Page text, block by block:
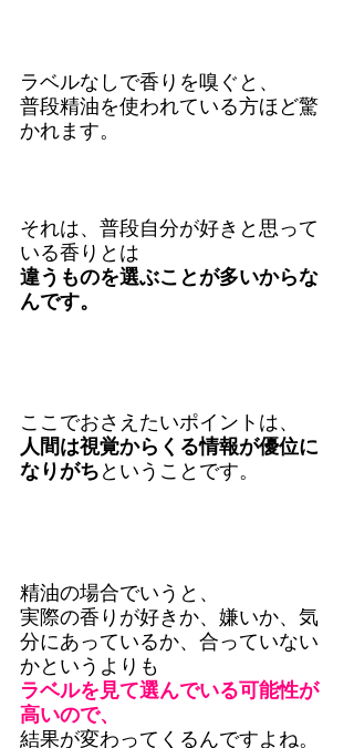
ラベルなしで香りを嗅ぐと、
普段精油を使われている方ほど驚
かれます。
それは、普段自分が好きと思って
いる香りとは
違うものを選ぶことが多いからな
んです。
ここでおさえたいポイントは、
人間は視覚からくる情報が優位に
なりがちということです。
精油の場合でいうと、
実際の香りが好きか、嫌いか、気
分にあっているか、合っていない
かというよりも
ラベルを見て選んでいる可能性が
高いので、
結果が変わってくるんですよね。